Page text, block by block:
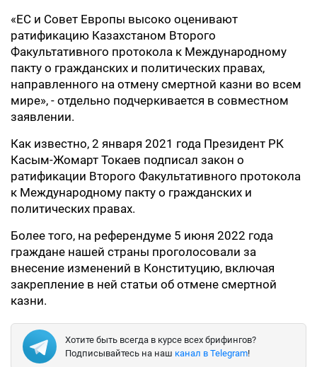
«ЕС и Совет Европы высоко оценивают
ратификацию Казахстаном Второго
Факультативного протокола к Международному
пакту о гражданских и политических правах,
направленного на отмену смертной казни во всем
мире», - отдельно подчеркивается в совместном
заявлении.
Как известно, 2 января 2021 года Президент РК
Касым-Жомарт Токаев подписал закон о
ратификации Второго Факультативного протокола
к Международному пакту о гражданских и
политических правах.
Более того, на референдуме 5 июня 2022 года
граждане нашей страны проголосовали за
внесение изменений в Конституцию, включая
закрепление в ней статьи об отмене смертной
казни.
Хотите быть всегда в курсе всех брифингов?
Подписывайтесь на наш канал в Telegram!